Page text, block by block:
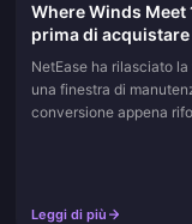
Where Winds Meet
prima di acquistare
NetEase ha rilasciato
una finestra di
conversione appena
Leggi di più